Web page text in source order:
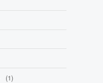
(1)